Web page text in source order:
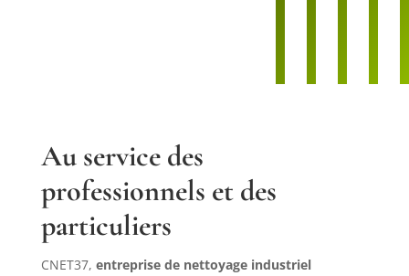
Au service des
professionnels et des
particuliers
CNET37, entreprise de nettoyage industriel